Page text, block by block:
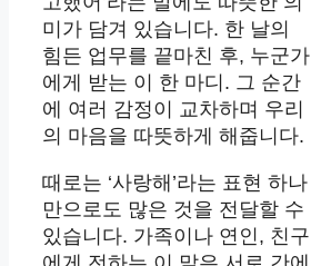
미가 담겨 있습니다. 한 날의
힘든 업무를 끝마친 후, 누군가
에게 받는 이 한 마디. 그 순간
에 여러 감정이 교차하며 우리
의 마음을 따뜻하게 해줍니다.
때로는 ‘사랑해’라는 표현 하나
만으로도 많은 것을 전달할 수
있습니다. 가족이나 연인, 친구